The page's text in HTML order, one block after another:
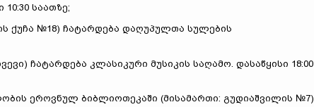
საათზე;
ქუჩა №18) ჩატარდება დაღუპულთა სულების
ჩატარდება კლასიკური მუსიკის საღამო. დასაწყისი 18:00
ეროვნულ ბიბლიოთეკაში (მისამართი: გუდიაშვილის №7)